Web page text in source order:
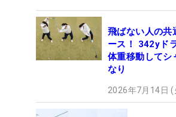
飛ばない人の共
ース！ 342yド
体重移動してシ
なり
2026年7月14日